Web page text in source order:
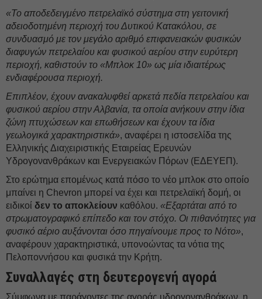
«Το αποδεδειγμένο πετρελαϊκό σύστημα στη γειτονική
αδειοδοτημένη περιοχή του Δυτικού Κατακόλου, σε
συνδυασμό με τον μεγάλο αριθμό επιφανειακών φυσικών
διαφυγών πετρελαίου και φυσικού αερίου στην ευρύτερη
περιοχή, καθιστούν το «Μπλοκ 10» ως μία ιδιαιτέρως
ενδιαφέρουσα περιοχή.
Επιπλέον, έχουν ανακαλυφθεί αρκετά πεδία πετρελαίου και
φυσικού αερίου στην Αλβανία, τα οποία ανήκουν στην ίδια
ζώνη πτυχώσεων και επωθήσεων και έχουν τα ίδια
γεωλογικά χαρακτηριστικά», αναφέρει η ιστοσελίδα της
Ελληνικής Διαχειριστικής Εταιρείας Ερευνών
Υδρογονανθράκων και Ενεργειακών Πόρων (ΕΔΕΥΕΠ).
Στο ερώτημα επομένως κατά πόσο το νέο μπλοκ στο οποίο
μπαίνει η Chevron μπορεί να έχει και πετρελαϊκή δομή, οι
ειδικοί δεν το αποκλείουν καθόλου. «Εξαρτάται από το
στρωματογραφικό επίπεδο και τον στόχο. Οι πιθανότητες για
φυσικό αέριο αυξάνονται όσο πηγαίνουμε προς το Νότο»,
αναφέρουν χαρακτηριστικά, υπονοώντας τα νότια της
Πελοποννήσου και φυσικά την Κρήτη.
Συναλλαγές στη δευτερογενή αγορά
Σύμφωνα με παράγοντες της αγοράς υδρογονανθράκων, η